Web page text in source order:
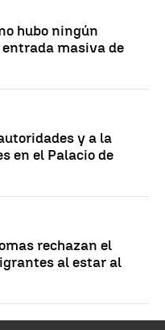
hubo ningún
masiva de
y a la
en el Palacio de
rechazan el
al estar al